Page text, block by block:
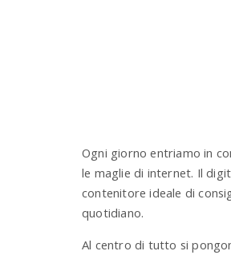
Ogni giorno entriamo in
le maglie di internet. Il
contenitore ideale di
quotidiano.
Al centro di tutto si